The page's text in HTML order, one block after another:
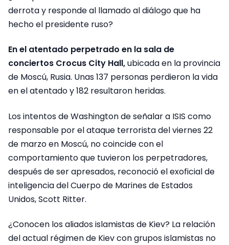
derrota y responde al llamado al diálogo que ha
hecho el presidente ruso?
En el atentado perpetrado en la sala de
conciertos Crocus City Hall,ubicada en la provincia
de Moscú, Rusia. Unas 137 personas perdieron la vida
en el atentado y 182 resultaron heridas.
Los intentos de Washington de señalar a ISIS como
responsable por el ataque terrorista del viernes 22
de marzo en Moscú, no coincide con el
comportamiento que tuvieron los perpetradores,
después de ser apresados, reconoció el exoficial de
inteligencia del Cuerpo de Marines de Estados
Unidos, Scott Ritter.
¿Conocen los aliados islamistas de Kiev? La relación
del actual régimen de Kiev con grupos islamistas no